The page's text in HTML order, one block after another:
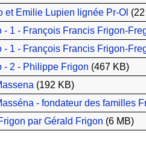
et Emilie Lupien lignée Pr-Ol
- 1 - François Francis Frigon-
- 1 - François Francis Frigon-
- 2 - Philippe Frigon (467 KB)
(192 KB)
- fondateur des familles
par Gérald Frigon (6 MB)